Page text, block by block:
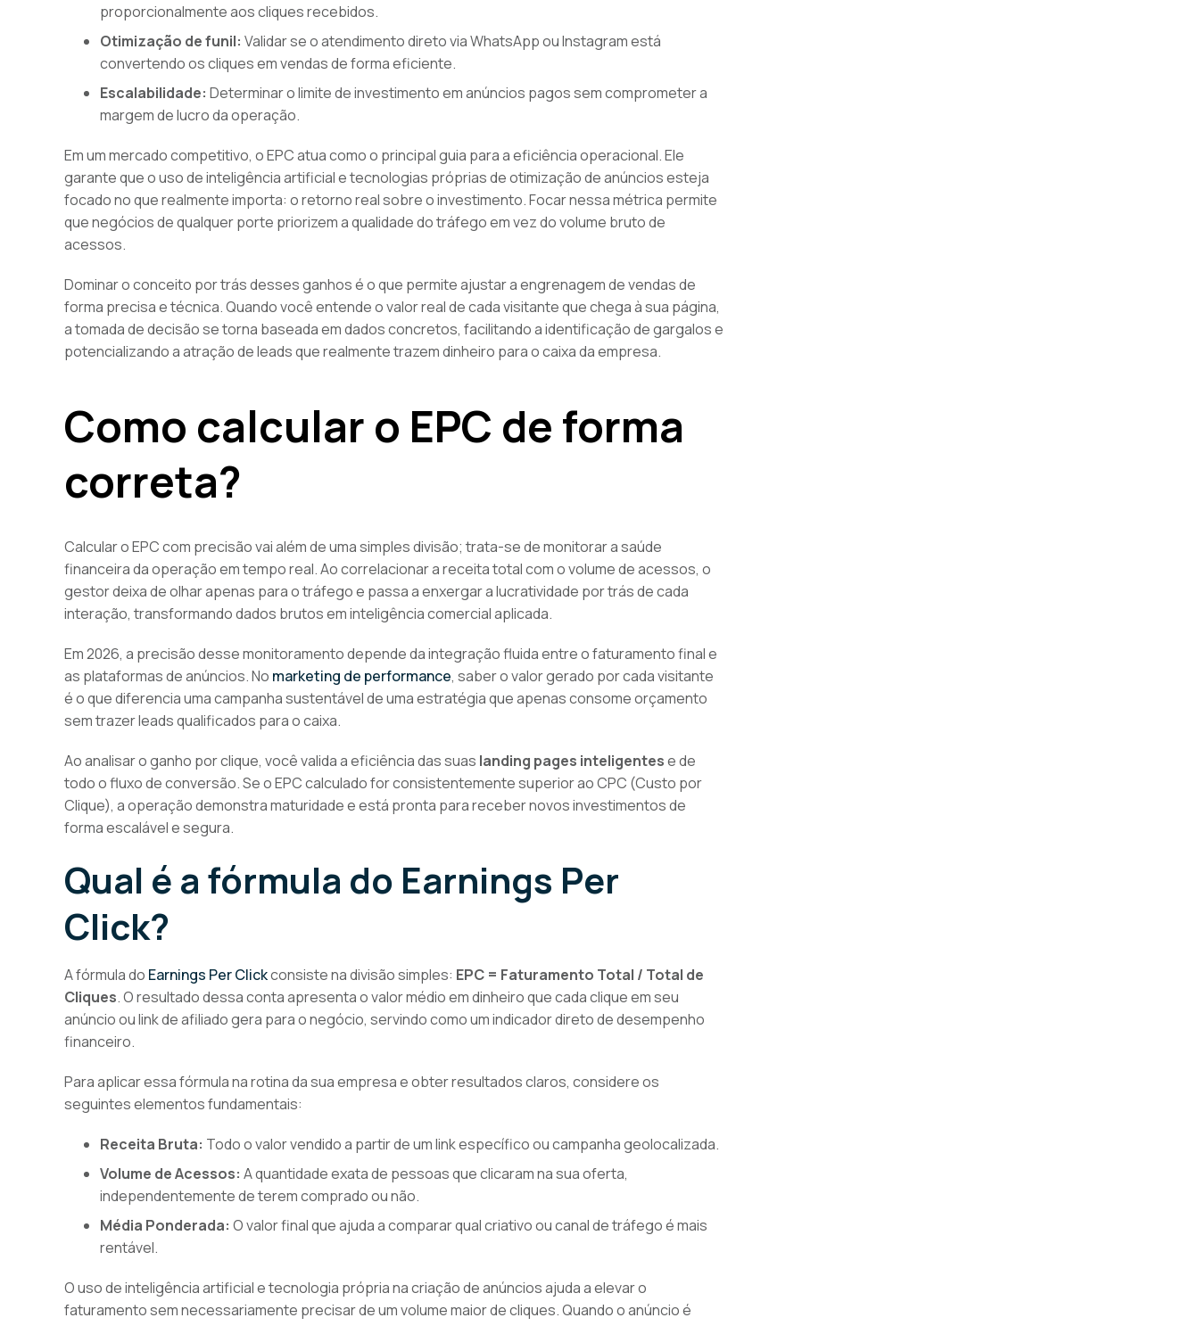
proporcionalmente aos cliques recebidos.
Otimização de funil: Validar se o atendimento direto via WhatsApp ou Instagram está
convertendo os cliques em vendas de forma eficiente.
Escalabilidade: Determinar o limite de investimento em anúncios pagos sem comprometer a
margem de lucro da operação.
Em um mercado competitivo, o EPC atua como o principal guia para a eficiência operacional. Ele
garante que o uso de inteligência artificial e tecnologias próprias de otimização de anúncios esteja
focado no que realmente importa: o retorno real sobre o investimento. Focar nessa métrica permite
que negócios de qualquer porte priorizem a qualidade do tráfego em vez do volume bruto de
acessos.
Dominar o conceito por trás desses ganhos é o que permite ajustar a engrenagem de vendas de
forma precisa e técnica. Quando você entende o valor real de cada visitante que chega à sua página,
a tomada de decisão se torna baseada em dados concretos, facilitando a identificação de gargalos e
potencializando a atração de leads que realmente trazem dinheiro para o caixa da empresa.
Como calcular o EPC de forma
correta?
Calcular o EPC com precisão vai além de uma simples divisão; trata-se de monitorar a saúde
financeira da operação em tempo real. Ao correlacionar a receita total com o volume de acessos, o
gestor deixa de olhar apenas para o tráfego e passa a enxergar a lucratividade por trás de cada
interação, transformando dados brutos em inteligência comercial aplicada.
Em 2026, a precisão desse monitoramento depende da integração fluida entre o faturamento final e
as plataformas de anúncios. No marketing de performance, saber o valor gerado por cada visitante
é o que diferencia uma campanha sustentável de uma estratégia que apenas consome orçamento
sem trazer leads qualificados para o caixa.
Ao analisar o ganho por clique, você valida a eficiência das suas landing pages inteligentese de
todo o fluxo de conversão. Se o EPC calculado for consistentemente superior ao CPC (Custo por
Clique), a operação demonstra maturidade e está pronta para receber novos investimentos de
forma escalável e segura.
Qual é a fórmula do Earnings Per
Click?
A fórmula do Earnings Per Clickconsiste na divisão simples: EPC = Faturamento Total / Total de
Cliques. O resultado dessa conta apresenta o valor médio em dinheiro que cada clique em seu
anúncio ou link de afiliado gera para o negócio, servindo como um indicador direto de desempenho
financeiro.
Para aplicar essa fórmula na rotina da sua empresa e obter resultados claros, considere os
seguintes elementos fundamentais:
Receita Bruta: Todo o valor vendido a partir de um link específico ou campanha geolocalizada.
Volume de Acessos: A quantidade exata de pessoas que clicaram na sua oferta,
independentemente de terem comprado ou não.
Média Ponderada: O valor final que ajuda a comparar qual criativo ou canal de tráfego é mais
rentável.
O uso de inteligência artificial e tecnologia própria na criação de anúncios ajuda a elevar o
faturamento sem necessariamente precisar de um volume maior de cliques. Quando o anúncio é